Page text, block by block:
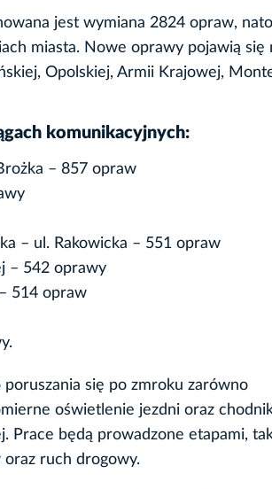
jest wymiana 2824 opraw,
miasta. Nowe oprawy pojawią się
Opolskiej, Armii Krajowej,
komunikacyjnych:
– 857 opraw
– ul. Rakowicka – 551 opraw
– 542 oprawy
514 opraw
się po zmroku zarówno
oświetlenie jezdni oraz
Prace będą prowadzone etapami,
oraz ruch drogowy.